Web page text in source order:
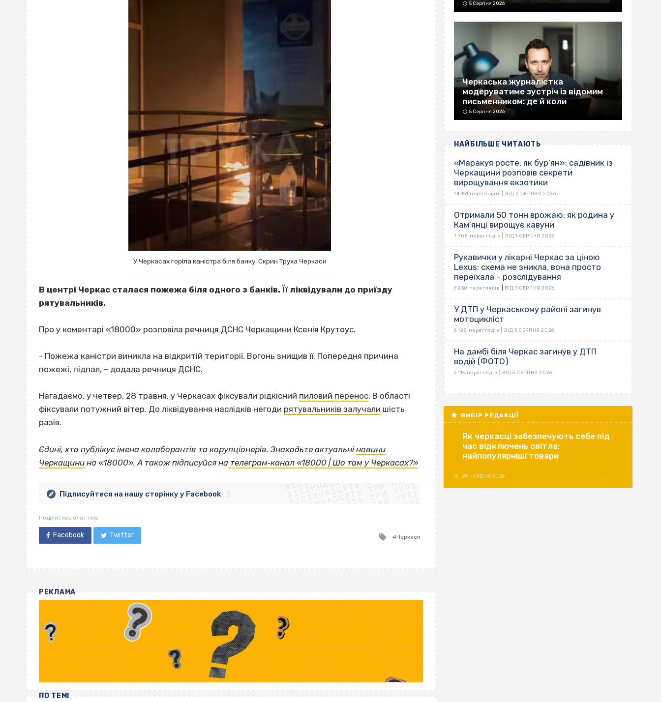
У Черкасах горіла каністра біля банку. Скрин Труха Черкаси
В центрі Черкас сталася пожежа біля одного з банків. Її ліквідували до приїзду
рятувальників.
Про у коментарі «18000» розповіла речниця ДСНС Черкащини Ксенія Крутоус.
- Пожежа каністри виникла на відкритій території. Вогонь знищив її. Попередня причина
пожежі, підпал, – додала речниця ДСНС.
Нагадаємо, у четвер, 28 травня, у Черкасах фіксували рідкісний пиловий перенос. В області
фіксували потужний вітер. До ліквідування наслідків негоди рятувальників залучали шість
разів.
Єдині, хто публікує імена колаборантів та корупціонерів. Знаходьте актуальніновини
Черкащини на «18000». А також підписуйся на телеграм‐канал «18000 | Шо там у Черкасах?»
ВІСІМНАДЦЯТЬ ТРИ НУЛІ
ВІСІМНАДЦЯТЬ ТРИ НУЛІ
ВІСІМНАДЦЯТЬ ТРИ НУЛІ
ВІСІМНАДЦЯТЬ ТРИ НУЛІ
ВІСІМНАДЦЯТЬ ТРИ НУЛІ
ВІСІМНАДЦЯТЬ ТРИ НУЛІ
ВІСІМНАДЦЯТЬ ТРИ НУЛІ
ВІСІМНАДЦЯТЬ ТРИ НУЛІ
Підписуйтеся на нашу сторінку у Facebook
Поділитись статтею
Facebook Twitter
Tagged
Черкаси
РЕКЛАМА
ПО ТЕМІ
5 Серпня 2026
Черкаська журналістка
модеруватиме зустріч із відомим
письменником: де й коли
5 Серпня 2026
НАЙБІЛЬШЕ ЧИТАЮТЬ
«Маракуя росте, як бур’ян»: садівник із
Черкащини розповів секрети
вирощування екзотики
14 351 переглядів ВІД 2 СЕРПНЯ 2026
Отримали 50 тонн врожаю: як родина у
Кам’янці вирощує кавуни
7 708 переглядів ВІД 1 СЕРПНЯ 2026
Рукавички у лікарні Черкас за ціною
Lexus: схема не зникла, вона просто
переїхала – розслідування
6 230 переглядів ВІД 3 СЕРПНЯ 2026
У ДТП у Черкаському районі загинув
мотоцикліст
6 128 переглядів ВІД 3 СЕРПНЯ 2026
На дамбі біля Черкас загинув у ДТП
водій (ФОТО)
6 115 переглядів ВІД 5 СЕРПНЯ 2026
ВИБІР РЕДАКЦІЇ
Як черкасці забезпечують себе під
час відключень світла:
найпопулярніші товари
29 ЧЕРВНЯ 2026